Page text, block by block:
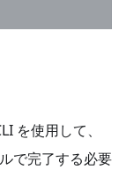
を使用して、
で完了する必要